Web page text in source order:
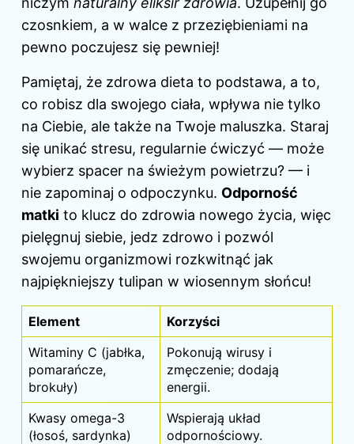
czosnkiem, a w walce z przeziębieniami na
pewno poczujesz się pewniej!
Pamiętaj, że zdrowa dieta to podstawa, a to,
co robisz dla swojego ciała, wpływa nie tylko
na Ciebie, ale także na Twoje maluszka. Staraj
się unikać stresu, regularnie ćwiczyć — może
wybierz spacer na świeżym powietrzu? — i
nie zapominaj o odpoczynku. Odporność
matki to klucz do zdrowia nowego życia, więc
pielęgnuj siebie, jedz zdrowo i pozwól
swojemu organizmowi rozkwitnąć jak
najpiękniejszy tulipan w wiosennym słońcu!
Element
Korzyści
Witaminy C (jabłka,
pomarańcze,
brokuły)
Pokonują wirusy i
zmęczenie; dodają
energii.
Kwasy omega-3
(łosoś, sardynka)
Wspierają układ
odpornościowy.